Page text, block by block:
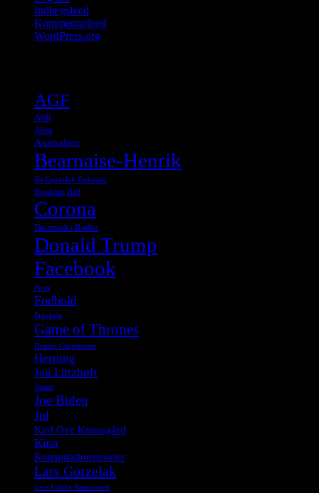
Indlægsfeed
Kommentarfeed
WordPress.org
AGF
Aldi
Alien
Australien
Bearnaise-Henrik
Bo Gorzelak Pedersen
Breaking Bad
Corona
Danmarks Radio
Donald Trump
Facebook
Ferie
Fodbold
Frankrig
Game of Thrones
Henrik Christensen
Herning
Jan Lützhøft
Japan
Joe Biden
Jul
Karl Ove Knausgård
Kina
Konspirationsteorier
Lars Gorzelak
Lars Løkke Rasmussen